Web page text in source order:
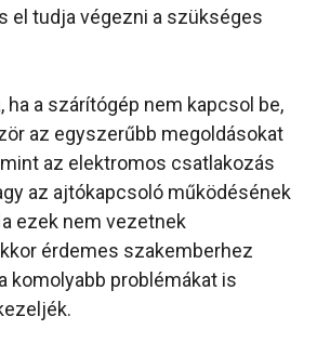
el tudja végezni a szükséges
ha a szárítógép nem kapcsol be,
az egyszerűbb megoldásokat
az elektromos csatlakozás
az ajtókapcsoló működésének
ezek nem vezetnek
érdemes szakemberhez
komolyabb problémákat is